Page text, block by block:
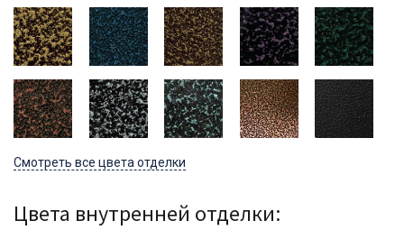
Смотреть все цвета отделки
Цвета внутренней отделки: